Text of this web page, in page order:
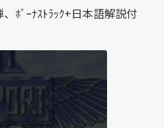
、ﾎﾞｰﾅｽﾄﾗｯｸ+日本語解説付